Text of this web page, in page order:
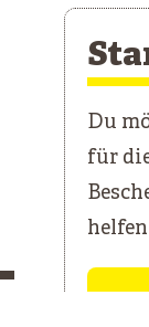
Du
für